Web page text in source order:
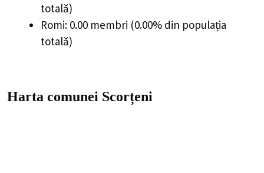
totală)
Romi: 0.00 membri (0.00% din populația
totală)
Harta comunei Scorțeni